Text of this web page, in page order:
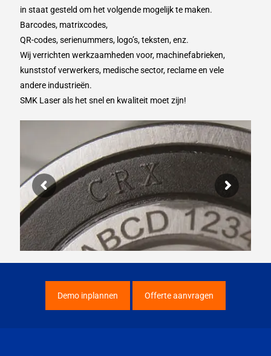
in staat gesteld om het volgende mogelijk te maken.
Barcodes, matrixcodes,
QR-codes, serienummers, logo’s, teksten, enz.
Wij verrichten werkzaamheden voor, machinefabrieken,
kunststof verwerkers, medische sector, reclame en vele
andere industrieën.
SMK Laser als het snel en kwaliteit moet zijn!
Demo inplannen Offerte aanvragen